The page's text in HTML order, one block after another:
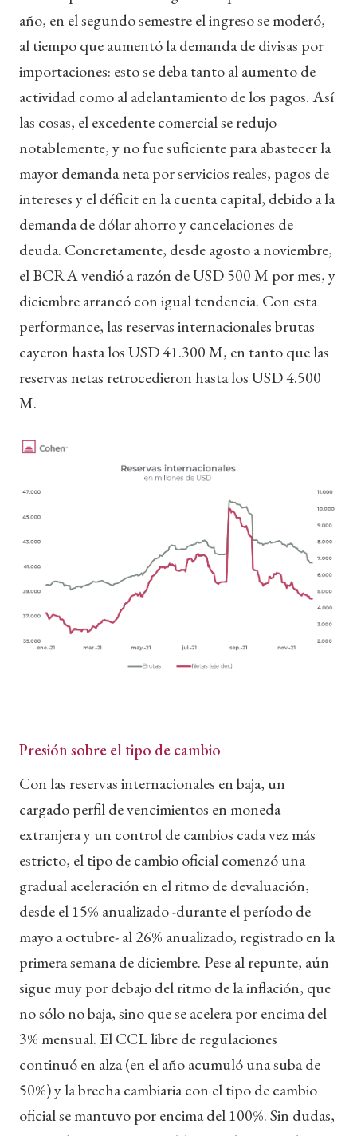
año, en el segundo semestre el ingreso se moderó,
al tiempo que aumentó la demanda de divisas por
importaciones: esto se deba tanto al aumento de
actividad como al adelantamiento de los pagos. Así
las cosas, el excedente comercial se redujo
notablemente, y no fue suficiente para abastecer la
mayor demanda neta por servicios reales, pagos de
intereses y el déficit en la cuenta capital, debido a la
demanda de dólar ahorro y cancelaciones de
deuda. Concretamente, desde agosto a noviembre,
el BCRA vendió a razón de USD 500 M por mes, y
diciembre arrancó con igual tendencia. Con esta
performance, las reservas internacionales brutas
cayeron hasta los USD 41.300 M, en tanto que las
reservas netas retrocedieron hasta los USD 4.500
M.
Presión sobre el tipo de cambio
Con las reservas internacionales en baja, un
cargado perfil de vencimientos en moneda
extranjera y un control de cambios cada vez más
estricto, el tipo de cambio oficial comenzó una
gradual aceleración en el ritmo de devaluación,
desde el 15% anualizado -durante el período de
mayo a octubre- al 26% anualizado, registrado en la
primera semana de diciembre. Pese al repunte, aún
sigue muy por debajo del ritmo de la inflación, que
no sólo no baja, sino que se acelera por encima del
3% mensual. El CCL libre de regulaciones
continuó en alza (en el año acumuló una suba de
50%) y la brecha cambiaria con el tipo de cambio
oficial se mantuvo por encima del 100%. Sin dudas,